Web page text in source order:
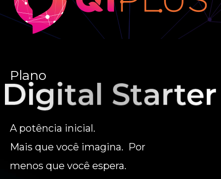
Plano
A potência inicial.
Mais que você imagina. Por
menos que você espera.